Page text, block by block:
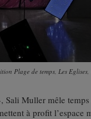
Plage de temps, Les
Sali Muller mêle
à profit l’espace